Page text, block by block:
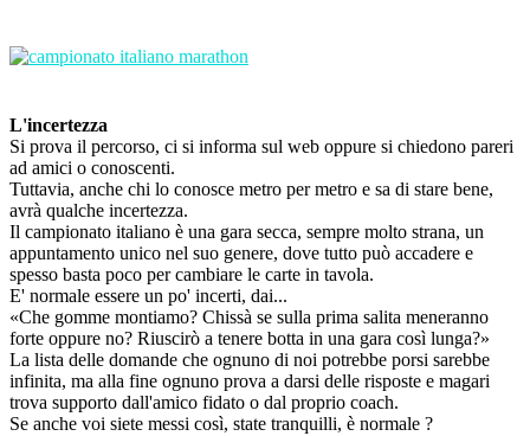
L'incertezza
Si prova il percorso, ci si informa sul web oppure si chiedono pareri
ad amici o conoscenti.
Tuttavia, anche chi lo conosce metro per metro e sa di stare bene,
avrà qualche incertezza.
Il campionato italiano è una gara secca, sempre molto strana, un
appuntamento unico nel suo genere, dove tutto può accadere e
spesso basta poco per cambiare le carte in tavola.
E' normale essere un po' incerti, dai...
«Che gomme montiamo? Chissà se sulla prima salita meneranno
forte oppure no? Riuscirò a tenere botta in una gara così lunga?»
La lista delle domande che ognuno di noi potrebbe porsi sarebbe
infinita, ma alla fine ognuno prova a darsi delle risposte e magari
trova supporto dall'amico fidato o dal proprio coach.
Se anche voi siete messi così, state tranquilli, è normale ?